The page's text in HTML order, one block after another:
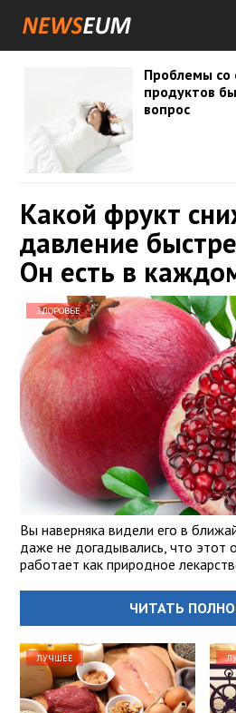
Проблемы со
продуктов
вопрос
Какой фрукт
давление
Он есть в
ЗДОРОВЬЕ
Вы наверняка видели его в
даже не догадывались, что этот
работает как природное
ЧИТАТЬ
ЛУЧШЕЕ